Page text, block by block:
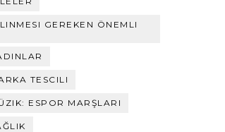
GEREKEN ÖNEMLI
TESCILI
ESPOR MARŞLARI